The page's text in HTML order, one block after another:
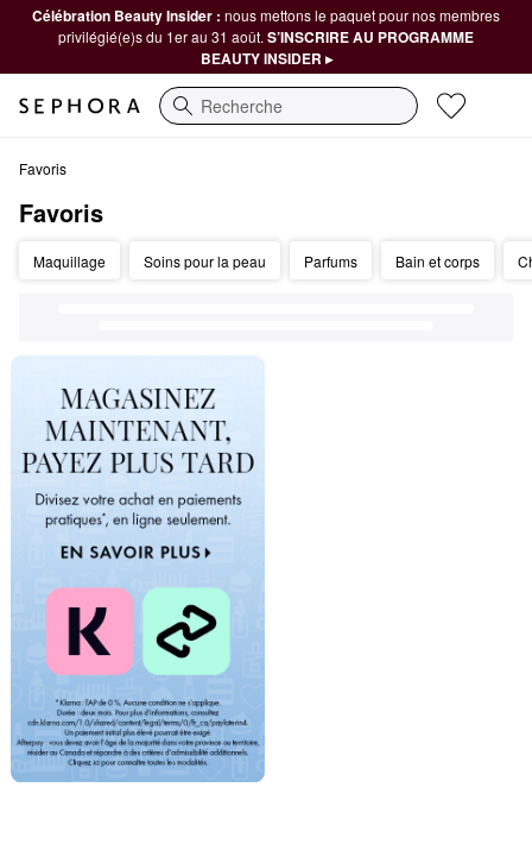
Célébration Beauty Insider : nous mettons le paquet pour nos membres
privilégié(e)s du 1er au 31 août. S’INSCRIRE AU PROGRAMME
BEAUTY INSIDER ▸
Recherche
Favoris
Favoris
Maquillage Soins pour la peau Parfums Bain et corps